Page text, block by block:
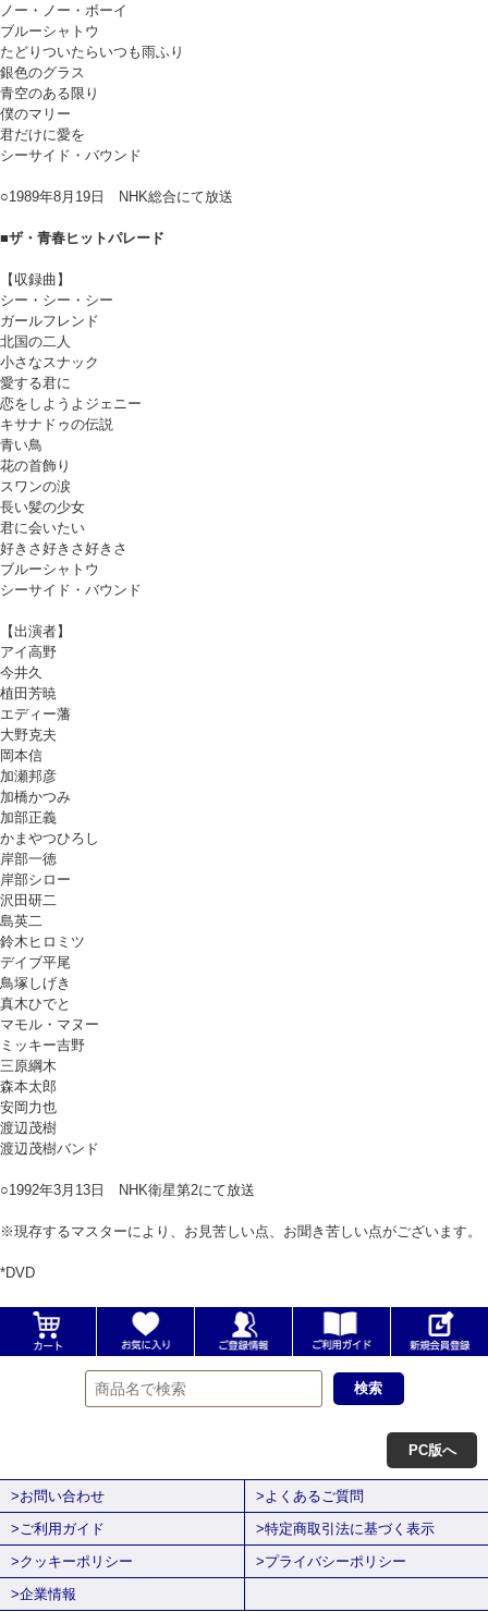
ノー・ノー・ボーイ
ブルーシャトウ
たどりついたらいつも雨ふり
銀色のグラス
青空のある限り
僕のマリー
君だけに愛を
シーサイド・バウンド
○1989年8月19日 NHK総合にて放送
■ザ・青春ヒットパレード
【収録曲】
シー・シー・シー
ガールフレンド
北国の二人
小さなスナック
愛する君に
恋をしようよジェニー
キサナドゥの伝説
青い鳥
花の首飾り
スワンの涙
長い髪の少女
君に会いたい
好きさ好きさ好きさ
ブルーシャトウ
シーサイド・バウンド
【出演者】
アイ高野
今井久
植田芳暁
エディー藩
大野克夫
岡本信
加瀬邦彦
加橋かつみ
加部正義
かまやつひろし
岸部一徳
岸部シロー
沢田研二
島英二
鈴木ヒロミツ
デイブ平尾
鳥塚しげき
真木ひでと
マモル・マヌー
ミッキー吉野
三原綱木
森本太郎
安岡力也
渡辺茂樹
渡辺茂樹バンド
○1992年3月13日 NHK衛星第2にて放送
※現存するマスターにより、お見苦しい点、お聞き苦しい点がございます。
*DVD
PC版へ
>お問い合わせ
>よくあるご質問
>ご利用ガイド
>特定商取引法に基づく表示
>クッキーポリシー
>プライバシーポリシー
>企業情報